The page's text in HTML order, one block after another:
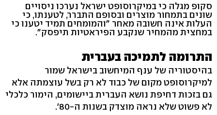
סקופ מגלה כי במיקרוסופט ישראל נערכו ניסויים
שונים בתמחור מוצרים ובסופם התברר, לטענתו, כי
העלות אינה חשובה מאחר "והמומחים תמיד יטענו כי
במחצית מהמחיר שנקבע הפיראטיות תיפסק".
התרומה לתמיכה בעברית
בהיסטוריה של ענף המיחשוב בישראל שמור
למיקרוסופט מקום של כבוד לא רק בשל עוצמתה אלא
גם בזכות דחיפת נושא העברית ביישומים, הימור כלכלי
לא פשוט שלא נראה מוצדק בשנות ה-80'.